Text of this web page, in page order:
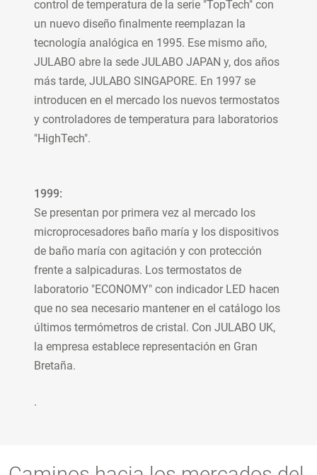
control de temperatura de la serie "TopTech" con
un nuevo diseño finalmente reemplazan la
tecnología analógica en 1995. Ese mismo año,
JULABO abre la sede JULABO JAPAN y, dos años
más tarde, JULABO SINGAPORE. En 1997 se
introducen en el mercado los nuevos termostatos
y controladores de temperatura para laboratorios
"HighTech".
1999:
Se presentan por primera vez al mercado los
microprocesadores baño maría y los dispositivos
de baño maría con agitación y con protección
frente a salpicaduras. Los termostatos de
laboratorio "ECONOMY" con indicador LED hacen
que no sea necesario mantener en el catálogo los
últimos termómetros de cristal. Con JULABO UK,
la empresa establece representación en Gran
Bretaña.
.